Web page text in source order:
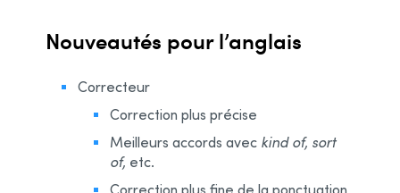
Nouveautés pour l’anglais
Correcteur
Correction plus précise
Meilleurs accords avec kind of, sort
of, etc.
Correction plus fine de la ponctuation